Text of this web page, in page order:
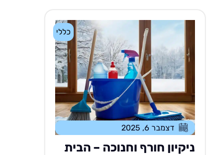
כללי
דצמבר 6, 2025
ניקיון חורף וחנוכה – הבית